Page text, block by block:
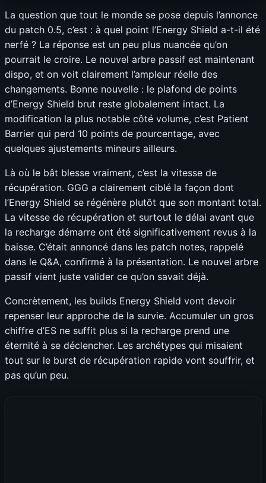
La question que tout le monde se pose depuis l’annonce
du patch 0.5, c’est : à quel point l’Energy Shield a-t-il été
nerfé ? La réponse est un peu plus nuancée qu’on
pourrait le croire. Le nouvel arbre passif est maintenant
dispo, et on voit clairement l’ampleur réelle des
changements. Bonne nouvelle : le plafond de points
d’Energy Shield brut reste globalement intact. La
modification la plus notable côté volume, c’est Patient
Barrier qui perd 10 points de pourcentage, avec
quelques ajustements mineurs ailleurs.
Là où le bât blesse vraiment, c’est la vitesse de
récupération. GGG a clairement ciblé la façon dont
l’Energy Shield se régénère plutôt que son montant total.
La vitesse de récupération et surtout le délai avant que
la recharge démarre ont été significativement revus à la
baisse. C’était annoncé dans les patch notes, rappelé
dans le Q&A, confirmé à la présentation. Le nouvel arbre
passif vient juste valider ce qu’on savait déjà.
Concrètement, les builds Energy Shield vont devoir
repenser leur approche de la survie. Accumuler un gros
chiffre d’ES ne suffit plus si la recharge prend une
éternité à se déclencher. Les archétypes qui misaient
tout sur le burst de récupération rapide vont souffrir, et
pas qu’un peu.